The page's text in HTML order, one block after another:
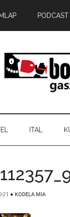
ITAL
21 ● KODELA MIA